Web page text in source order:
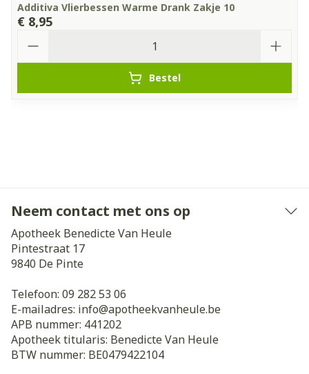
Additiva Vlierbessen Warme Drank Zakje 10
€ 8,95
Bestel
Neem contact met ons op
Apotheek Benedicte Van Heule
Pintestraat 17
9840 De Pinte
Telefoon: 09 282 53 06
E-mailadres: info@apotheekvanheule.be
APB nummer: 441202
Apotheek titularis: Benedicte Van Heule
BTW nummer: BE0479422104